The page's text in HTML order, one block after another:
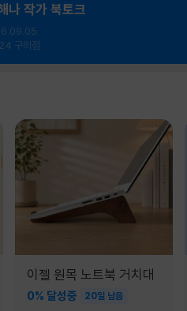
나 작가 북토크
구의점
이젤 원목 노트북 거치대
0% 달성중 20일 남음